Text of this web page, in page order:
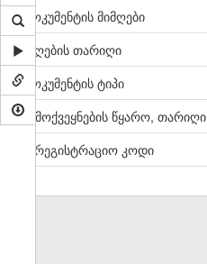
დოკუმენტის მიმღები
მიღების თარიღი
დოკუმენტის ტიპი
გამოქვეყნების წყარო, თარიღი
სარეგისტრაციო კოდი